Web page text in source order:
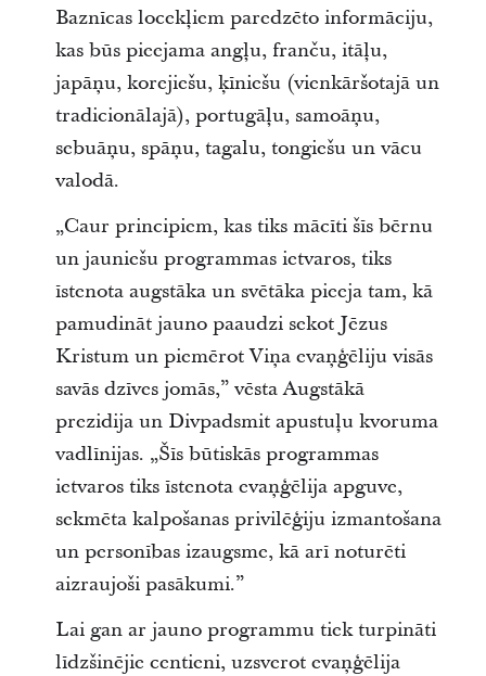
Baznīcas locekļiem paredzēto informāciju,
kas būs pieejama angļu, franču, itāļu,
japāņu, korejiešu, ķīniešu (vienkāršotajā un
tradicionālajā), portugāļu, samoāņu,
sebuāņu, spāņu, tagalu, tongiešu un vācu
valodā.
„Caur principiem, kas tiks mācīti šīs bērnu
un jauniešu programmas ietvaros, tiks
īstenota augstāka un svētāka pieeja tam, kā
pamudināt jauno paaudzi sekot Jēzus
Kristum un piemērot Viņa evaņģēliju visās
savās dzīves jomās,” vēsta Augstākā
prezidija un Divpadsmit apustuļu kvoruma
vadlīnijas. „Šīs būtiskās programmas
ietvaros tiks īstenota evaņģēlija apguve,
sekmēta kalpošanas privilēģiju izmantošana
un personības izaugsme, kā arī noturēti
aizraujoši pasākumi.”
Lai gan ar jauno programmu tiek turpināti
līdzšinējie centieni, uzsverot evaņģēlija